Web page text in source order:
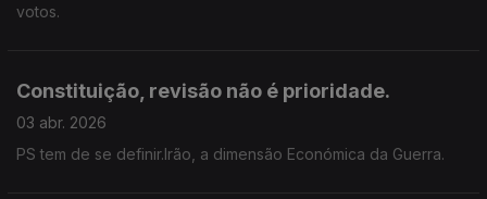
votos.
Constituição, revisão não é prioridade.
03 abr. 2026
PS tem de se definir.Irão, a dimensão Económica da Guerra.